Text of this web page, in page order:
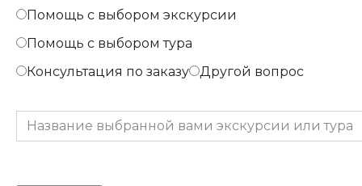
Помощь с выбором экскурсии
Помощь с выбором тура
Консультация по заказу
Другой вопрос